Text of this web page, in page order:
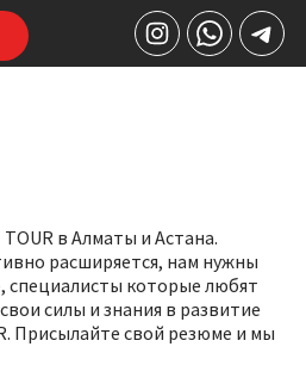
в Алматы и Астана.
расширяется, нам нужны
специалисты которые любят
силы и знания в развитие
Присылайте свой резюме и мы